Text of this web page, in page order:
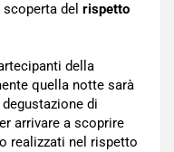
del rispetto
della
quella notte sarà
di
arrivare a scoprire
realizzati nel rispetto